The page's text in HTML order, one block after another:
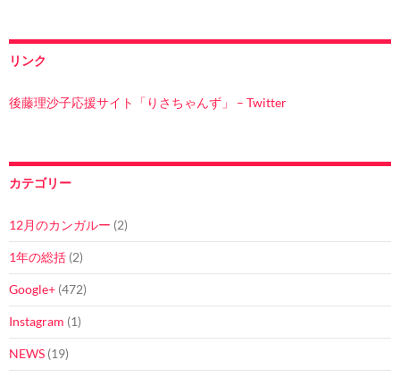
リンク
後藤理沙子応援サイト「りさちゃんず」 – Twitter
カテゴリー
12月のカンガルー (2)
1年の総括 (2)
Google+ (472)
Instagram (1)
NEWS (19)